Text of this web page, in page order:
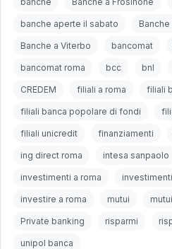
banche aperte il sabato Banche
Banche a Viterbo bancomat
bancomat roma bcc bnl
CREDEM filiali a roma filiali
filiali banca popolare di fondi
filiali unicredit finanziamenti
ing direct roma intesa sanpaolo
investimenti a roma
investire a roma mutui
Private banking risparmi
unipol banca